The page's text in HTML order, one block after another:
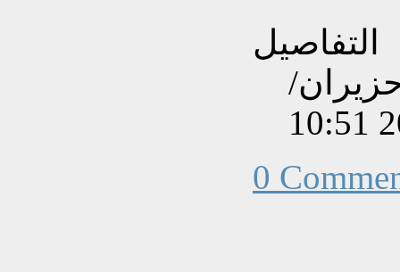
التفاصيل
بتاريخ السبت, 08 حزيران/
0